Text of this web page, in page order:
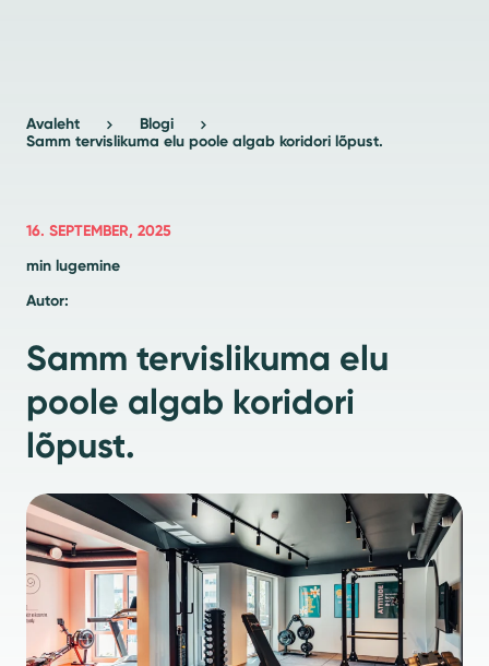
Avaleht
Blogi
Samm tervislikuma elu poole algab koridori lõpust.
16. SEPTEMBER, 2025
min lugemine
Autor:
Samm tervislikuma elu
poole algab koridori
lõpust.